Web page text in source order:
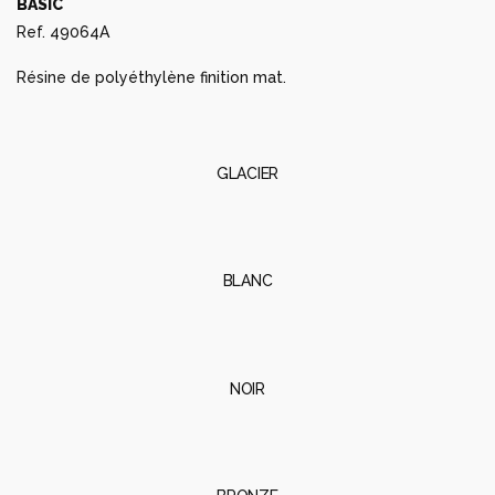
BASIC
Ref. 49064A
Résine de polyéthylène finition mat.
GLACIER
BLANC
NOIR